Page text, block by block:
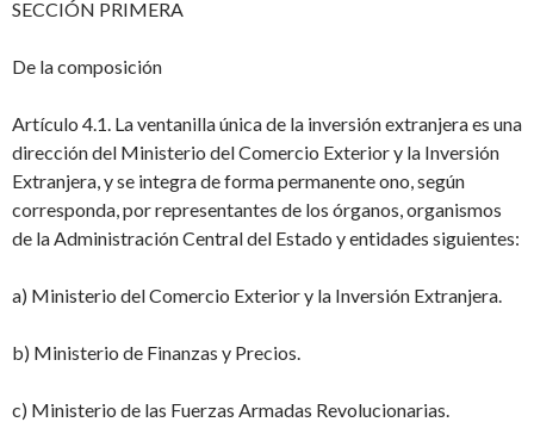
SECCIÓN PRIMERA
De la composición
Artículo 4.1. La ventanilla única de la inversión extranjera es una
dirección del Ministerio del Comercio Exterior y la Inversión
Extranjera, y se integra de forma permanente ono, según
corresponda, por representantes de los órganos, organismos
de la Administración Central del Estado y entidades siguientes:
a) Ministerio del Comercio Exterior y la Inversión Extranjera.
b) Ministerio de Finanzas y Precios.
c) Ministerio de las Fuerzas Armadas Revolucionarias.